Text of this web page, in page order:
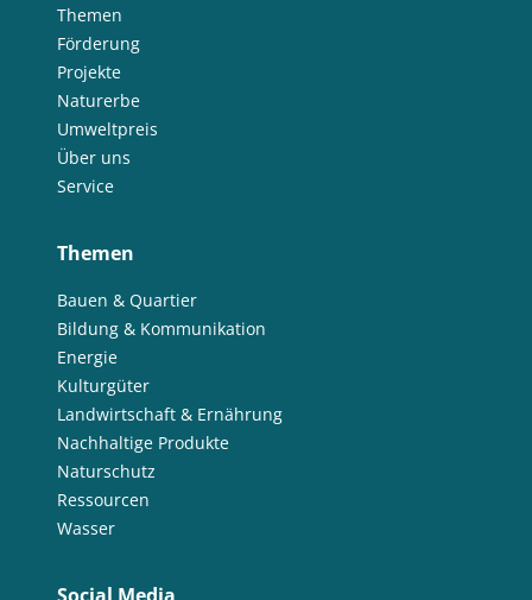
Themen
Förderung
Projekte
Naturerbe
Umweltpreis
Über uns
Service
Themen
Bauen & Quartier
Bildung & Kommunikation
Energie
Kulturgüter
Landwirtschaft & Ernährung
Nachhaltige Produkte
Naturschutz
Ressourcen
Wasser